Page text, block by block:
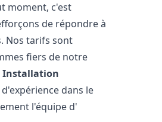
moment, c'est
de répondre à
Nos tarifs sont
fiers de notre
Installation
dans le
l'équipe d'